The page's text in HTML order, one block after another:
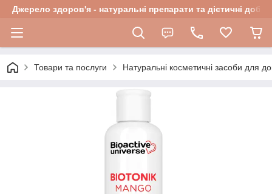
Джерело здоров'я - натуральні препарати та дієтичні
Товари та послуги Натуральні косметичні засоби для